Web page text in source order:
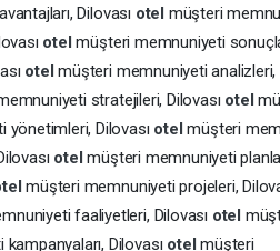
Dilovası otel müşteri
otelmüşteri memnuniyeti
otelmüşteri memnuniyeti analizleri,
stratejileri, Dilovası otel
Dilovası otelmüşteri
otelmüşteri memnuniyeti
müşteri memnuniyeti projeleri,
faaliyetleri, Dilovası otel
Dilovası otelmüşteri